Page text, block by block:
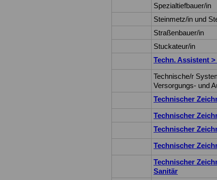
Spezialtiefbauer/in
Steinmetz/in und
Straßenbauer/in
Stuckateur/in
Techn. Assistent
Technische/r
Versorgungs- und
Technischer
Technischer
Technischer
Technischer
Technischer
Sanitär